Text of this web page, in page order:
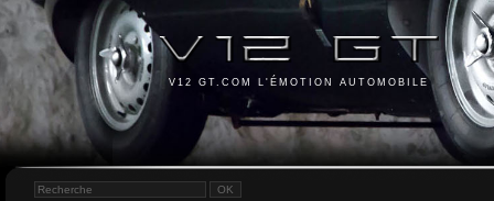
V12 GT.COM L'ÉMOTION AUTOMOBILE